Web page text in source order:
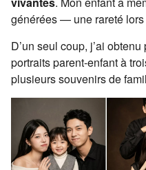
générées — une rareté
D’un seul coup, j’ai
portraits parent-enfant à
plusieurs souvenirs de